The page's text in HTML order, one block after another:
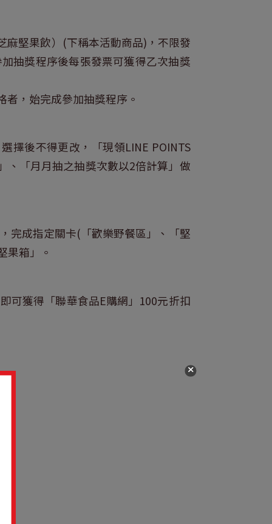
麻堅果飲）(下稱本活動商品)，不限發
抽獎程序後每張發票可獲得乙次抽獎
，始完成參加抽獎程序。
擇後不得更改，「現領LINE POINTS
、「月月抽之抽獎次數以2倍計算」做
完成指定關卡(「歡樂野餐區」、「堅
果箱」。
可獲得「聯華食品E購網」100元折扣